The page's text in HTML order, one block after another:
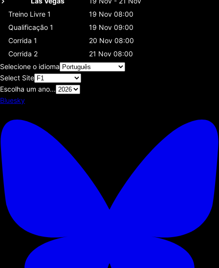
Treino Livre 1
19 Nov 08:00
Qualificação 1
19 Nov 09:00
Corrida 1
20 Nov 08:00
Corrida 2
21 Nov 08:00
Selecione o idioma
Select Site
Escolha um ano...
Bluesky